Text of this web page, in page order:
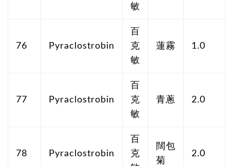
敏
76 Pyraclostrobin
百
克
敏
蓮霧 1.0
77 Pyraclostrobin
百
克
敏
青蔥 2.0
78 Pyraclostrobin
百
克
闊包
菊
2.0